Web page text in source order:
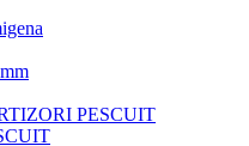
PESCUIT